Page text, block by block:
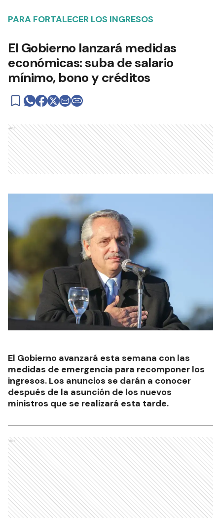
PARA FORTALECER LOS INGRESOS
El Gobierno lanzará medidas
económicas: suba de salario
mínimo, bono y créditos
Ads
El Gobierno avanzará esta semana con las
medidas de emergencia para recomponer los
ingresos. Los anuncios se darán a conocer
después de la asunción de los nuevos
ministros que se realizará esta tarde.
Ads